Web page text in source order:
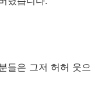
들은 그저 허허 웃으